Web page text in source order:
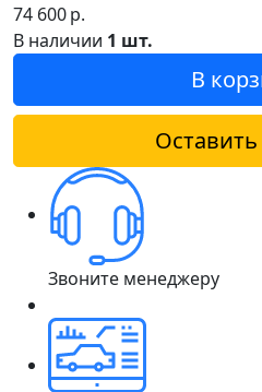
74 600р.
В наличии 1 шт.
В
Оставить
Звоните менеджеру